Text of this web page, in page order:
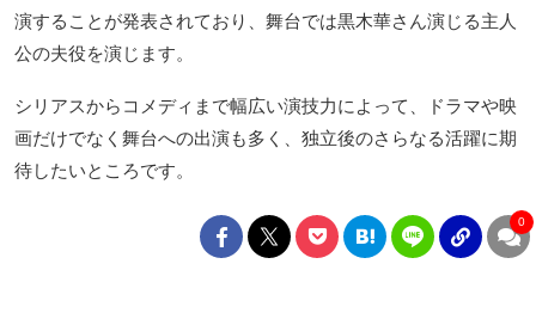
演することが発表されており、舞台では黒木華さん演じる主人
公の夫役を演じます。
シリアスからコメディまで幅広い演技力によって、ドラマや映
画だけでなく舞台への出演も多く、独立後のさらなる活躍に期
待したいところです。
0